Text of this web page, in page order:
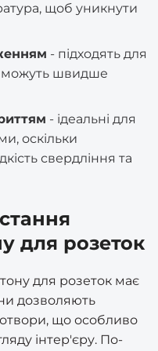
щоб уникнути
- підходять для
можуть швидше
- ідеальні для
оскільки
свердління та
для розеток
для розеток має
дозволяють
отвори, що особливо
інтер'єру. По-